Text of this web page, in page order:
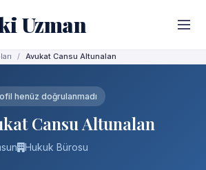
Uzman
Avukat Cansu Altunalan
henüz doğrulanmadı
Cansu Altunalan
Hukuk Bürosu